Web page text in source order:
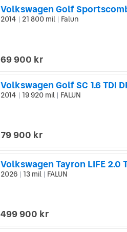
2014 21 800 mil Falun
69 900 kr
2014 19 920 mil FALUN
79 900 kr
Volkswagen Tayron LIFE 2.0
2026 13 mil FALUN
499 900 kr